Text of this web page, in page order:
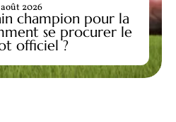
champion pour la
se procurer le
officiel ?
2026